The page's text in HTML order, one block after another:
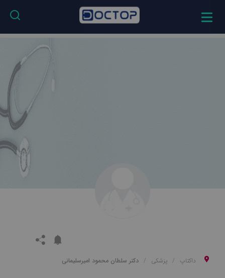
داکتاپ پزشکی دکتر سلطان محمود امیرسلیمانی